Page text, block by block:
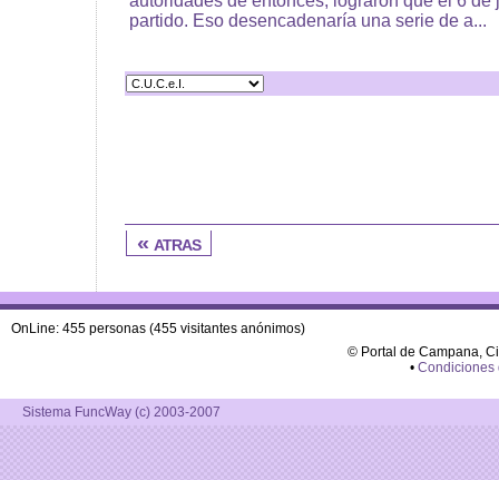
partido. Eso desencadenaría una serie de a...
« atras
OnLine: 455 personas (455 visitantes anónimos)
© Portal de Campana,
• Condiciones
Sistema FuncWay (c) 2003-2007